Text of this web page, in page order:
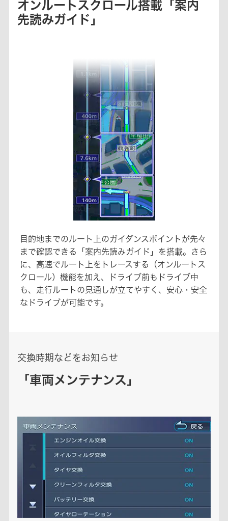
オンルートスクロール搭載「案内
先読みガイド」
目的地までのルート上のガイダンスポイントが先々
まで確認できる「案内先読みガイド」を搭載。さら
に、高速でルート上をトレースする（オンルートス
クロール）機能を加え、ドライブ前もドライブ中
も、走行ルートの見通しが立てやすく、安心・安全
なドライブが可能です。
交換時期などをお知らせ
「車両メンテナンス」